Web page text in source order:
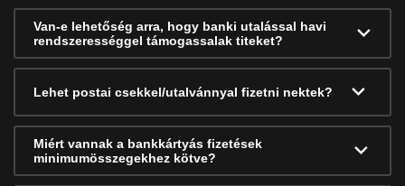
Van-e lehetőség arra, hogy banki utalással havi
rendszerességgel támogassalak titeket?
Lehet postai csekkel/utalvánnyal fizetni nektek?
Miért vannak a bankkártyás fizetések
minimumösszegekhez kötve?